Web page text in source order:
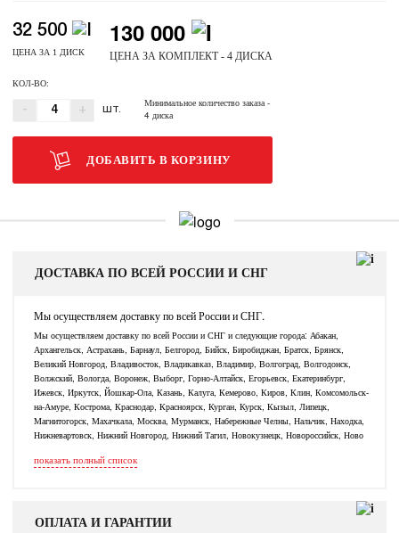
32 500
ЦЕНА ЗА 1 ДИСК
130 000
ЦЕНА ЗА КОМПЛЕКТ - 4 ДИСКА
КОЛ-ВО:
- +
Минимальное количество заказа -
4 диска
ДОБАВИТЬ В КОРЗИНУ
ДОСТАВКА ПО ВСЕЙ РОССИИ И СНГ
Мы осуществляем доставку по всей России и СНГ.
Мы осуществляем доставку по всей России и СНГ и следующие города: Абакан,
Архангельск, Астрахань, Барнаул, Белгород, Бийск, Биробиджан, Братск, Брянск,
Великий Новгород, Владивосток, Владикавказ, Владимир, Волгоград, Волгодонск,
Волжский, Вологда, Воронеж, Выборг, Горно-Алтайск, Егорьевск, Екатеринбург,
Ижевск, Иркутск, Йошкар-Ола, Казань, Калуга, Кемерово, Киров, Клин, Комсомольск-
на-Амуре, Кострома, Краснодар, Красноярск, Курган, Курск, Кызыл, Липецк,
Магнитогорск, Махачкала, Москва, Мурманск, Набережные Челны, Нальчик, Находка,
Нижневартовск, Нижний Новгород, Нижний Тагил, Новокузнецк, Новороссийск, Ново
показать полный список
ОПЛАТА И ГАРАНТИИ